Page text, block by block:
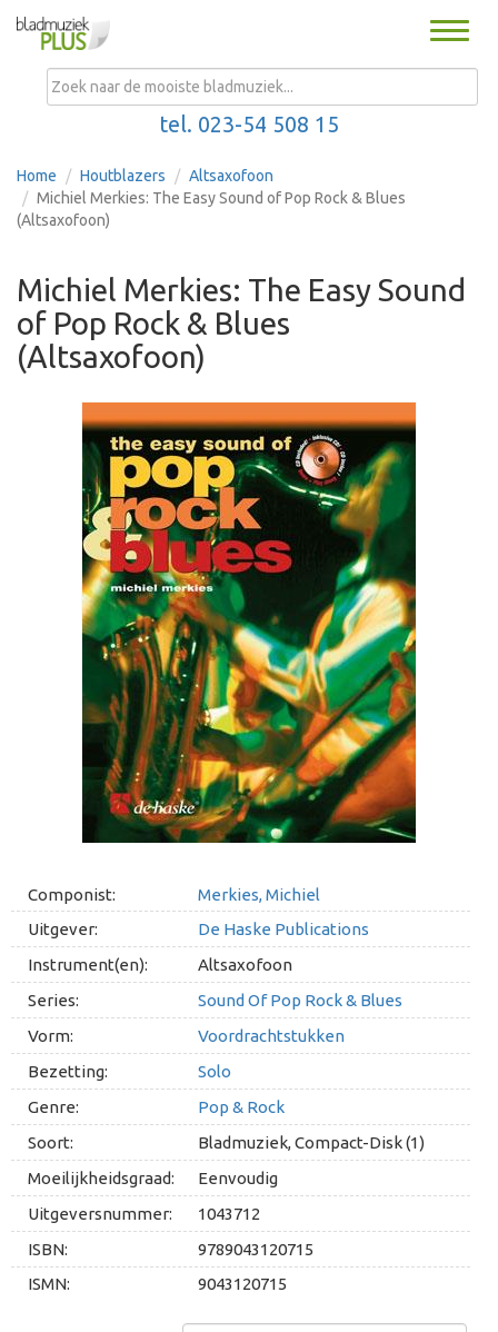
Toggle
tel. 023-54 508 15
MENU
Home Houtblazers
Altsaxofoon
Michiel Merkies: The Easy Sound of Pop Rock & Blues
(Altsaxofoon)
Michiel Merkies: The Easy Sound
of Pop Rock & Blues
(Altsaxofoon)
Componist:
Merkies, Michiel
Uitgever:
De Haske Publications
Instrument(en):
Altsaxofoon
Series:
Sound Of Pop Rock & Blues
Vorm:
Voordrachtstukken
Bezetting:
Solo
Genre:
Pop & Rock
Soort:
Bladmuziek, Compact-Disk (1)
Moeilijkheidsgraad:
Eenvoudig
Uitgeversnummer:
1043712
ISBN:
9789043120715
ISMN:
9043120715